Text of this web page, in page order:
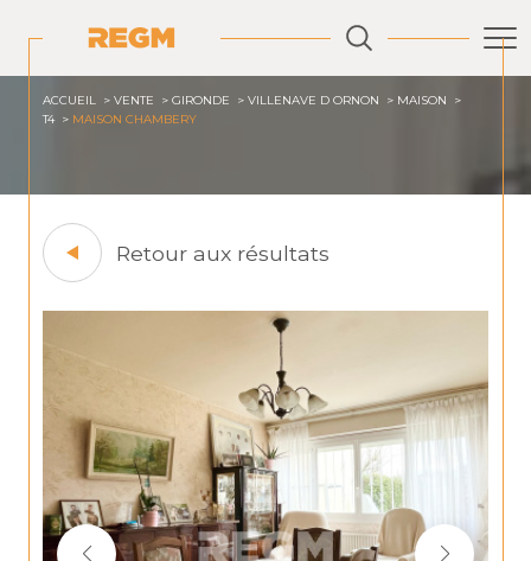
ACCUEIL VENTE GIRONDE VILLENAVE D ORNON
MAISON
T4
MAISON CHAMBERY
Retour aux résultats